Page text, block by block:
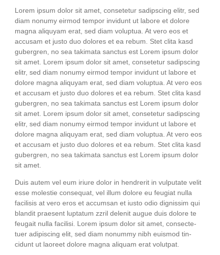
Lorem ipsum dolor sit amet, con­sete­tur sadipscing elitr, sed
diam nonumy eirm­od tem­por invidunt ut labo­re et dolo­re
magna ali­quyam erat, sed diam volup­tua. At vero eos et
accu­sam et jus­to duo dolo­res et ea rebum. Stet cli­ta kasd
guber­gren, no sea taki­ma­ta sanc­tus est Lorem ipsum dolor
sit amet. Lorem ipsum dolor sit amet, con­sete­tur sadipscing
elitr, sed diam nonumy eirm­od tem­por invidunt ut labo­re et
dolo­re magna ali­quyam erat, sed diam volup­tua. At vero eos
et accu­sam et jus­to duo dolo­res et ea rebum. Stet cli­ta kasd
guber­gren, no sea taki­ma­ta sanc­tus est Lorem ipsum dolor
sit amet. Lorem ipsum dolor sit amet, con­sete­tur sadipscing
elitr, sed diam nonumy eirm­od tem­por invidunt ut labo­re et
dolo­re magna ali­quyam erat, sed diam volup­tua. At vero eos
et accu­sam et jus­to duo dolo­res et ea rebum. Stet cli­ta kasd
guber­gren, no sea taki­ma­ta sanc­tus est Lorem ipsum dolor
sit amet.
Duis autem vel eum iri­ure dolor in hendre­rit in vul­pu­ta­te velit
esse moles­tie con­se­quat, vel illum dolo­re eu feu­gi­at nulla
faci­li­sis at vero eros et accum­san et ius­to odio dig­nis­sim qui
blan­dit prae­sent lupt­a­tum zzril dele­nit augue duis dolo­re te
feu­gait nulla faci­li­si. Lorem ipsum dolor sit amet, con­sec­te­
tuer adi­pi­scing elit, sed diam nonum­my nibh euis­mod tin­
cidunt ut lao­reet dolo­re magna ali­quam erat volutpat.